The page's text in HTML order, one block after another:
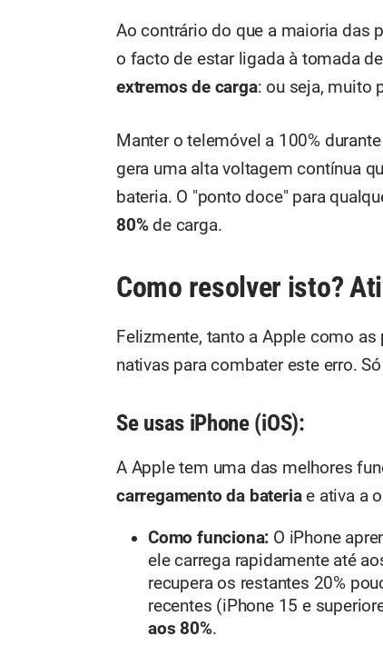
Ao contrário do que a maioria das
o facto de estar ligada à tomada
extremos de carga: ou seja, muito
Manter o telemóvel a 100%
gera uma alta voltagem contínua
bateria. O "ponto doce" para
80%de carga.
Como resolver isto?
Felizmente, tanto a Apple como
nativas para combater este erro.
Se usas iPhone (iOS):
A Apple tem uma das melhores
carregamento da bateriae ativa a
Como funciona: O iPhone
ele carrega rapidamente até
recupera os restantes 20%
recentes (iPhone 15 e
aos 80%.